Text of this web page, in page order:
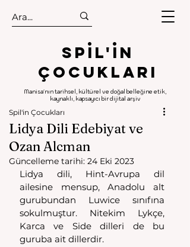
.
.
Spıl'in
Çocukları
Manisa'nın tarihsel, kültürel ve doğal belleğine etik,
kaynaklı, kapsayıcı bir dijital arşiv
Lidya Dili Edebiyat ve
Ozan Alcman
Spil'in Çocukları
Güncelleme tarihi: 24 Eki 2023
Lidya dili, Hint-Avrupa dil
ailesine mensup, Anadolu alt
gurubundan Luwice sınıfına
sokulmuştur. Nitekim Lykçe,
Karca ve Side dilleri de bu
guruba ait dillerdir.